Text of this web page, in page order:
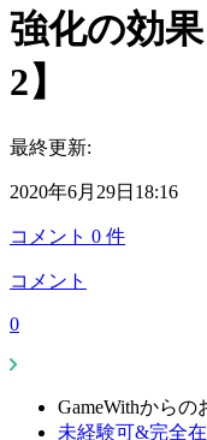
強化の効
2】
最終更新:
2020年6月29日18:16
コメント 0 件
コメント
0
GameWithからの
未経験可&完全